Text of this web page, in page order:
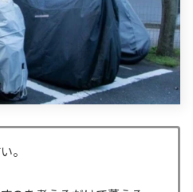
。